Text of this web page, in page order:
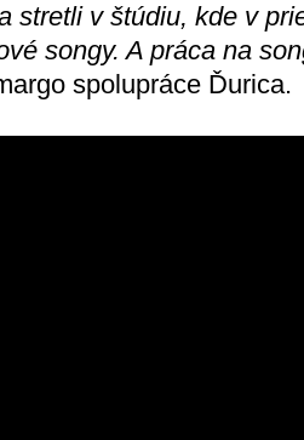
stretli v štúdiu, kde v
songy. A práca na
spolupráce Ďurica.